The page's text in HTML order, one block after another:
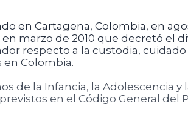
en Cartagena, Colombia, en
marzo de 2010 que decretó el
respecto a la custodia,
Colombia.
de la Infancia, la Adolescencia
en el Código General del